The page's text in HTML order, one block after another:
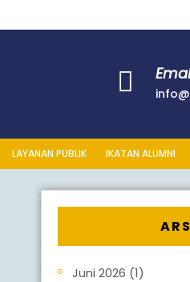
LAYANAN PUBLIK IKATAN ALUMNI
Juni 2026 (1)